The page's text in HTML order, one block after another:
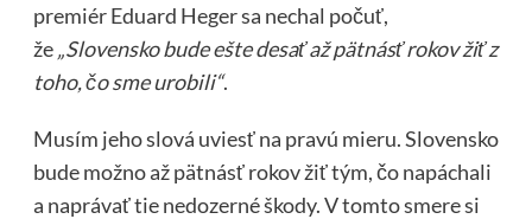
premiér Eduard Heger sa nechal počuť,
že„Slovensko bude ešte desať až pätnásť rokov žiť z
toho, čo sme urobili“.
Musím jeho slová uviesť na pravú mieru. Slovensko
bude možno až pätnásť rokov žiť tým, čo napáchali
a naprávať tie nedozerné škody. V tomto smere si